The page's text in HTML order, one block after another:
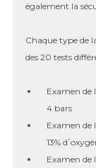
également la
Chaque type de
des 20 tests
Examen de
4 bars
Examen de
13%
Examen de